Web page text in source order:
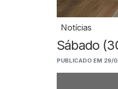
Notícias
Sábado
PUBLICADO EM 29/